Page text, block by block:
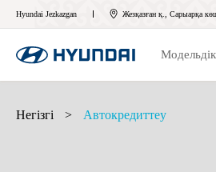
Hyundai Jezkazgan Жезқазған қ., Сарыарқа
Негізгі > Автокредиттеу